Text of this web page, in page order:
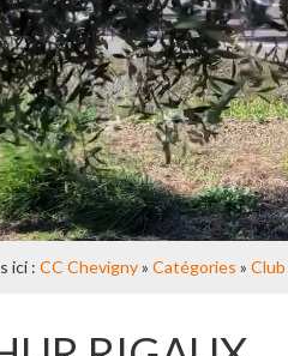
ici : CC Chevigny» Catégories » Club